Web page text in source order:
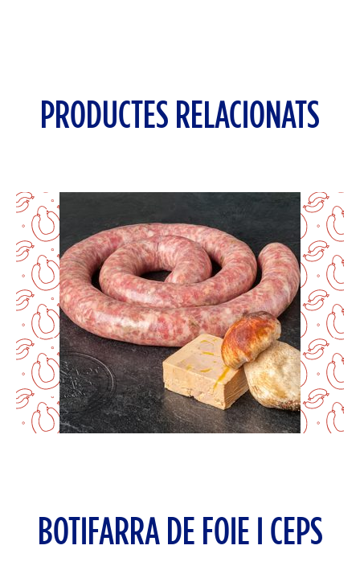
PRODUCTES RELACIONATS
BOTIFARRA DE FOIE I CEPS